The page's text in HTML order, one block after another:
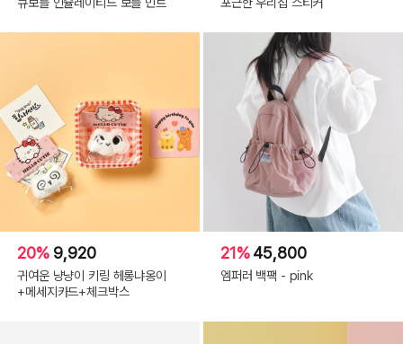
20% 9,920
귀여운 냥냥이 키링 헤롱냐옹이
+메세지카드+체크박스
21%45,800
엠퍼러 백팩 - pink